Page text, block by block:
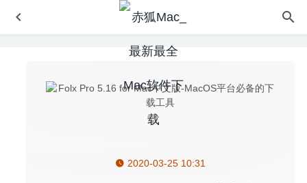
2020-03-25 10:31
Cisdem Duplicate Finder 6.5.0 – 简洁易用的重复文件查找